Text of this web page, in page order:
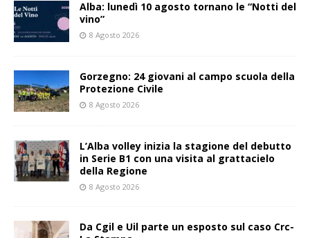
Alba: lunedì 10 agosto tornano le “Notti del
vino”
8 Agosto 2026
Gorzegno: 24 giovani al campo scuola della
Protezione Civile
8 Agosto 2026
L’Alba volley inizia la stagione del debutto
in Serie B1 con una visita al grattacielo
della Regione
8 Agosto 2026
Da Cgil e Uil parte un esposto sul caso Crc-